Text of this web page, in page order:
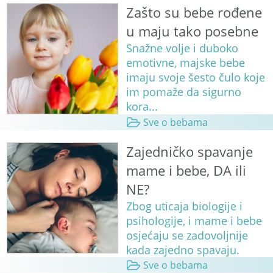
Zašto su bebe rođene
u maju tako posebne
Snažne volje i duboko
emotivne, majske bebe
imaju svoje šesto čulo koje
im pomaže da sigurno
kora...
Sve o bebama
Zajedničko spavanje
mame i bebe, DA ili
NE?
Zbog uticaja biologije i
psihologije, i mame i bebe
osjećaju se zadovoljnije
kada zajedno spavaju.
Sve o bebama